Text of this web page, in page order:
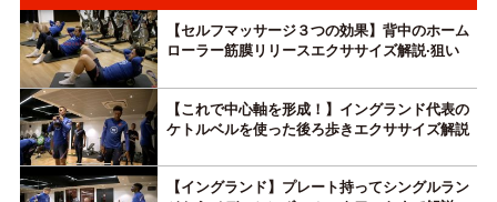
【セルフマッサージ３つの効果】背中のホーム
ローラー筋膜リリースエクササイズ解説·狙い
【これで中心軸を形成！】イングランド代表の
ケトルベルを使った後ろ歩きエクササイズ解説
【イングランド】プレート持ってシングルラン